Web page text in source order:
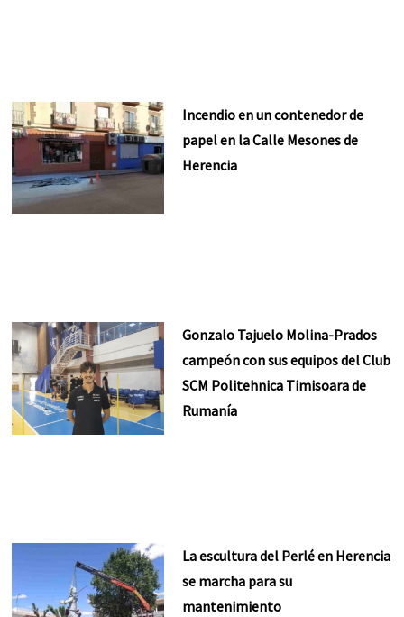
Incendio en un contenedor de
papel en la Calle Mesones de
Herencia
Gonzalo Tajuelo Molina-Prados
campeón con sus equipos del Club
SCM Politehnica Timisoara de
Rumanía
La escultura del Perlé en Herencia
se marcha para su
mantenimiento